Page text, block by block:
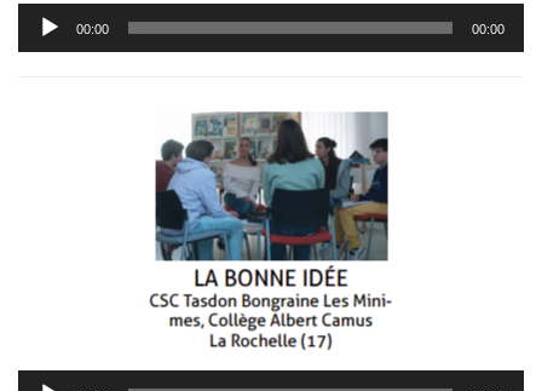
Lecteur
audio
00:00 00:00
Lecteur